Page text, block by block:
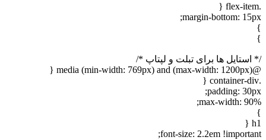
margin-bottom:
ها برای تبلت و لپتاپ */
padding:
max-width:
font-size: 2.2em